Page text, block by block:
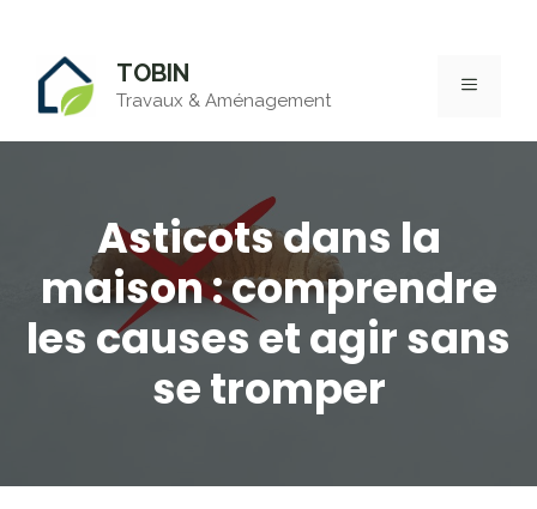
contenu
TOBIN
Travaux & Aménagement
MENU
Asticots dans la
maison : comprendre
les causes et agir sans
se tromper